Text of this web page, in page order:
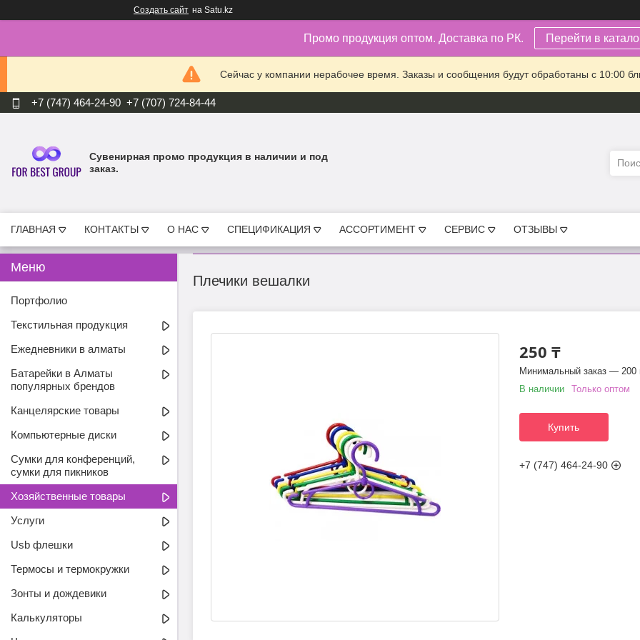
Создать сайт на Satu.kz
Промо продукция оптом. Доставка по РК. Перейти в
Сейчас у компании нерабочее время. Заказы и сообщения будут обработаны с 10:00
+7 (747) 464-24-90 +7 (707) 724-84-44
Cувенирная промо продукция в наличии и под
заказ.
ГЛАВНАЯ КОНТАКТЫ О НАС СПЕЦИФИКАЦИЯ АССОРТИМЕНТ СЕРВИС ОТЗЫВЫ
Плечики вешалки
250 ₸
Минимальный заказ — 200
В наличии
Только оптом
Купить
+7 (747) 464-24-90
Портфолио
Текстильная продукция
Ежедневники в алматы
Батарейки в Алматы
популярных брендов
Канцелярские товары
Компьютерные диски
Сумки для конференций,
сумки для пикников
Хозяйственные товары
Услуги
Usb флешки
Термосы и термокружки
Зонты и дождевики
Калькуляторы